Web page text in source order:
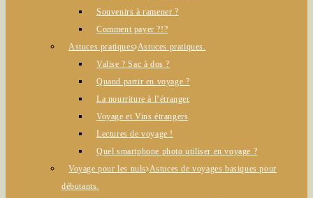
Souvenirs à ramener ?
Comment payer ?!?
Astuces pratiques Astuces pratiques.
Valise ? Sac à dos ?
Quand partir en voyage ?
La nourriture à l’étranger
Voyage et Vins étrangers
Lectures de voyage !
Quel smartphone photo utiliser en voyage ?
Voyage pour les nuls Astuces de voyages basiques pour
débutants.